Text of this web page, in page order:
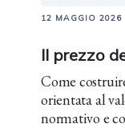
12 MAGGIO 2026
Il prezzo
Come
orientata al
normativo e